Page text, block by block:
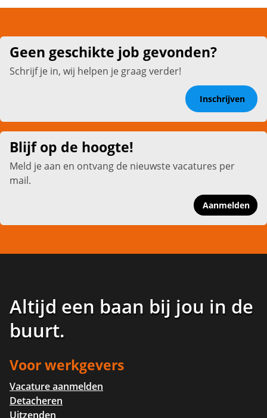
Geen geschikte job gevonden?
Schrijf je in, wij helpen je graag verder!
Inschrijven
Blijf op de hoogte!
Meld je aan en ontvang de nieuwste vacatures per
mail.
Aanmelden
Altijd een baan bij jou in de
buurt.
Voor werkgevers
Vacature aanmelden
Detacheren
Uitzenden